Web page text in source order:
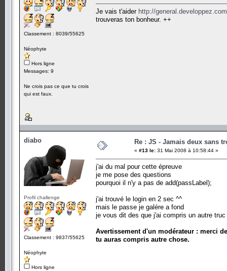
Classement : 8039/55625
Néophyte
Hors ligne
Messages: 9
Ne crois pas ce que tu crois
qui est faux.
Je vais t'aider http://
trouveras ton bonheur. ++
diabo
Profil challenge
Classement : 9837/55625
Néophyte
Hors ligne
Re : JS - Jamais deux sans
« #13 le: 31 Mai 2008 à 10:58:44 »
j'ai du mal pour cette épreuve
je me pose des questions
pourquoi il n'y a pas de add(passLabel);
j'ai trouvé le login en 2 sec ^^
mais le passe je galére a fond
je vous dit des que j'ai compris un autre truc
Avertissement d'un modérateur : merci
tu auras compris autre chose.